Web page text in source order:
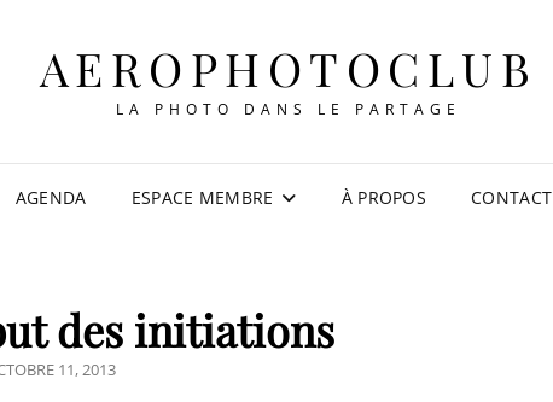
AEROPHOTOCLUB
LA PHOTO DANS LE PARTAGE
AGENDA ESPACE MEMBRE À PROPOS CONTACT
des initiations
11, 2013